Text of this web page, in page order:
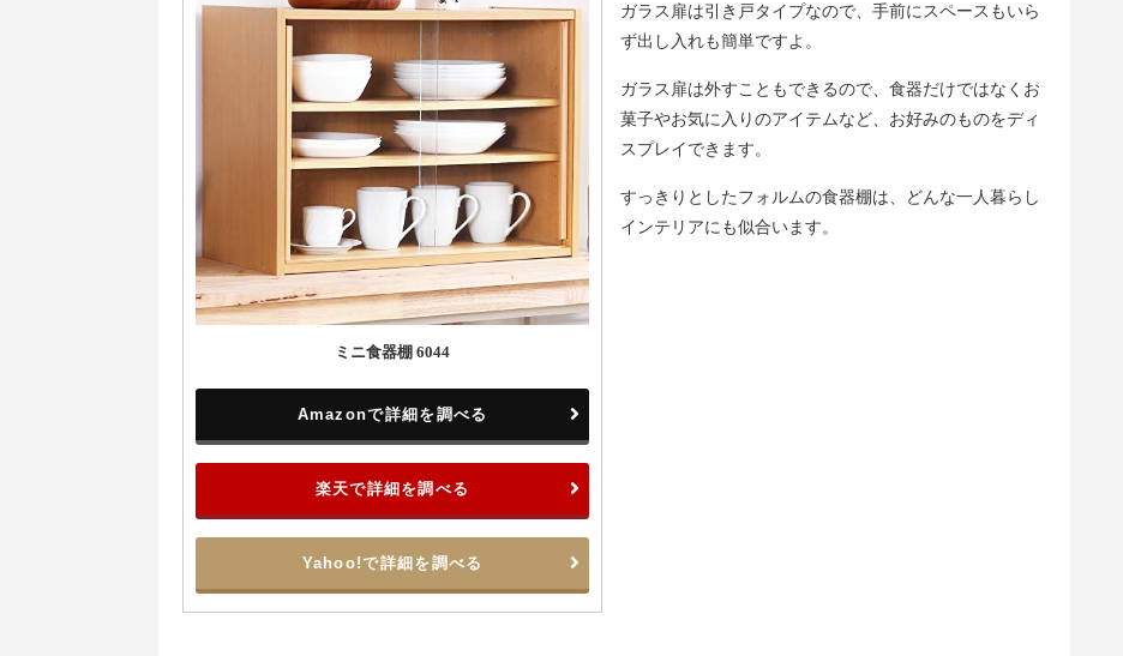
ミニ食器棚 6044
Amazonで詳細を調べる
楽天で詳細を調べる
Yahoo!で詳細を調べる
ガラス扉は引き戸タイプなので、手前にスペースもいら
ず出し入れも簡単ですよ。
ガラス扉は外すこともできるので、食器だけではなくお
菓子やお気に入りのアイテムなど、お好みのものをディ
スプレイできます。
すっきりとしたフォルムの食器棚は、どんな一人暮らし
インテリアにも似合います。